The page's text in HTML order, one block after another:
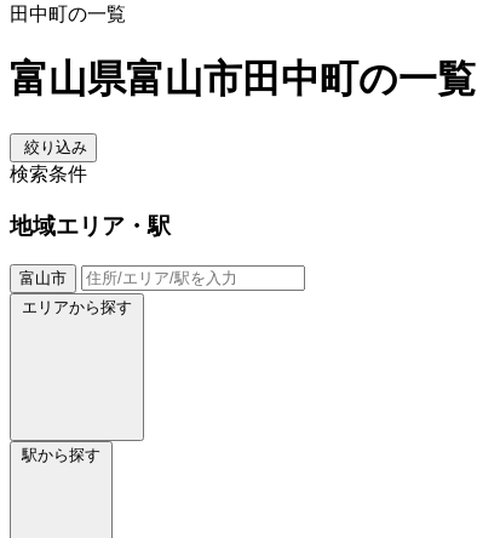
田中町の一覧
富山県富山市田中町の一覧
絞り込み
検索条件
地域エリア・駅
富山市
エリアから探す
駅から探す